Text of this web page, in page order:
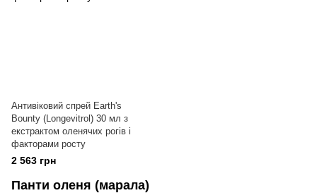
Антивіковий спрей Earth's
Bounty (Longevitrol) 30 мл з
екстрактом оленячих рогів і
факторами росту
2 563 грн
Панти оленя (марала)